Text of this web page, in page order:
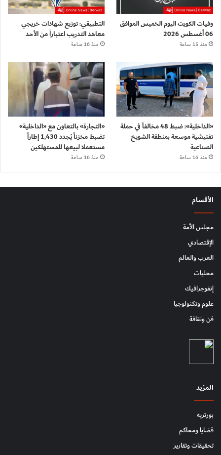
وفيات الكويت اليوم الخميس الموافق
06 أغسطس 2026
منذ 15 ساعة
التطبيقي: توزيع شهادات خريجي
معاهد التدريب اعتباراً من الأحد
منذ 16 ساعة
«الداخلية»: ضبط 48 مخالفاً في حملة
تفتيشية موسعة بمنطقة الشويخ
الصناعية
منذ 16 ساعة
«التجارة» بالتعاون مع «الداخلية»
تضبط مخزناً يُجدد 1,430 إطاراً
مستعملاً لبيعها للمستهلكين
منذ 16 ساعة
الأقسام
مجلس الأمة
الإقتصادي
العرب والعالم
محليات
إنفوجرافيك
علوم وتكنولوجيا
فن وثقافة
المزيد
بورتريه
قضايا ومحاكم
تحقيقات وتقارير